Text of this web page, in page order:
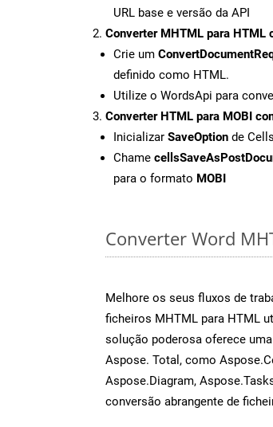
URL base e versão da API
Converter MHTML para HTML
Crie um
definido como HTML.
Utilize o WordsApi para
Converter HTML para MOBI
Inicializar SaveOption de
Chame
para o formato MOBI
Converter Word
Melhore os seus fluxos de
ficheiros MHTML para HTML
solução poderosa oferece
Aspose. Total, como
Aspose.Diagram,
conversão abrangente de